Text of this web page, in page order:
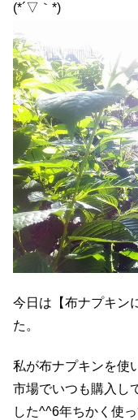
(*´▽｀*)
今日は【布ナプキン
た。
私が布ナプキンを使
市場でいつも購入し
した^^6年ちかく使